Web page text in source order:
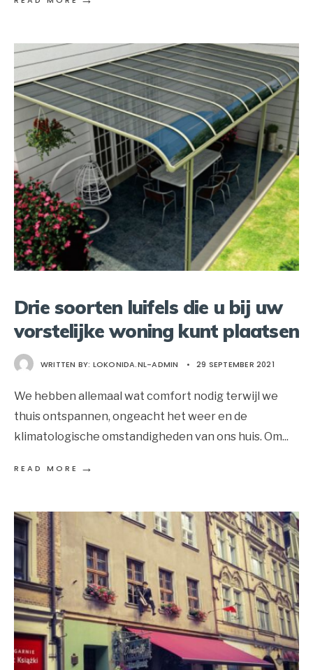
Drie soorten luifels die u bij uw
vorstelijke woning kunt plaatsen
WRITTEN BY: LOKONIDA.NL-ADMIN • 29 SEPTEMBER 2021
We hebben allemaal wat comfort nodig terwijl we
thuis ontspannen, ongeacht het weer en de
klimatologische omstandigheden van ons huis. Om...
READ MORE →